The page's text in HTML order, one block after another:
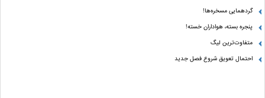
گردهمایی مسخره‌ها!
پنجره بسته، هواداران خسته!
متفاوت‌ترین لیگ
احتمال تعویق شروع فصل جدید